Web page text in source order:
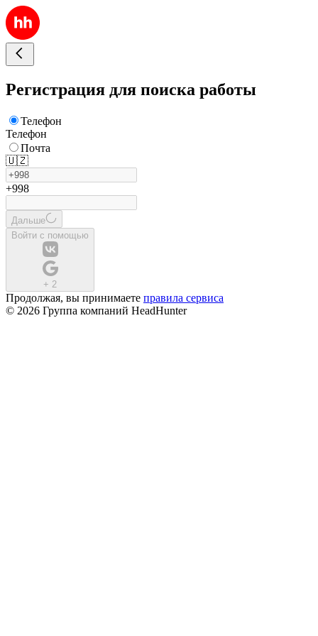
Регистрация для поиска работы
Телефон
Телефон
Почта
🇺🇿
+998
Дальше
Войти с помощью
+ 2
Продолжая, вы принимаете правила сервиса
© 2026 Группа компаний HeadHunter